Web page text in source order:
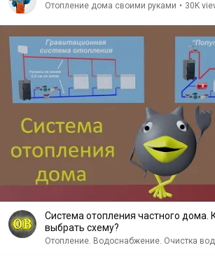
Отопление дома своими руками • 30K
Система отопления частного дома.
выбрать схему?
Отопление. Водоснабжение. Очистка